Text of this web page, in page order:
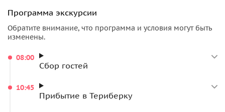
Программа экскурсии
Обратите внимание, что программа и условия могут быть
изменены.
08:00
Сбор гостей
10:45
Прибытие в Териберку